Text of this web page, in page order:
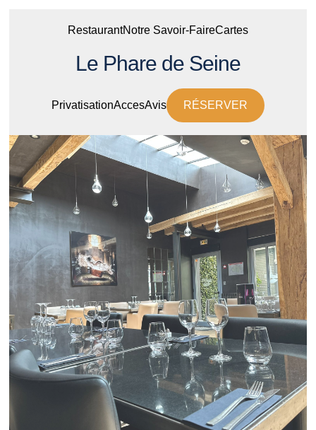
RestaurantNotre Savoir-FaireCartes
Le Phare de Seine
PrivatisationAccesAvis RÉSERVER